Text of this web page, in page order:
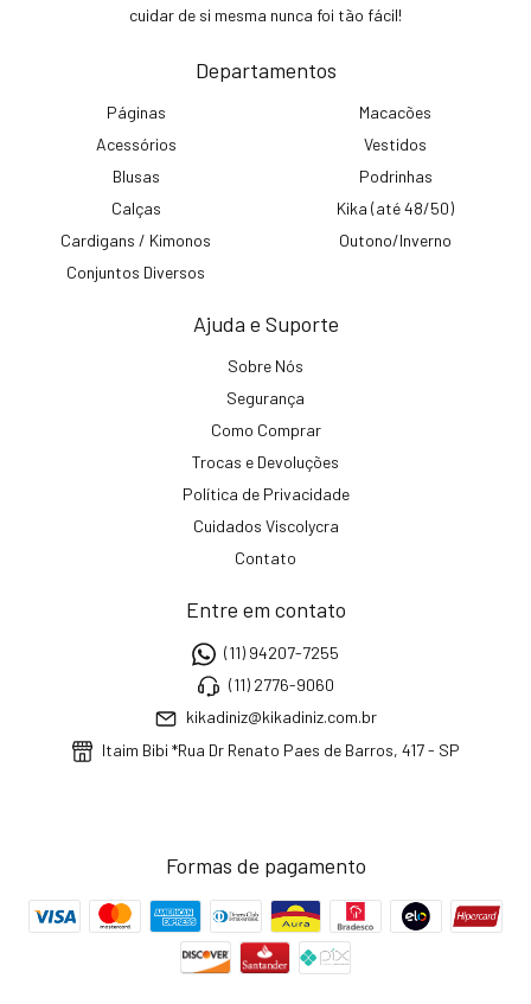
cuidar de si mesma nunca foi tão fácil!
Departamentos
Páginas
Acessórios
Blusas
Calças
Cardigans / Kimonos
Conjuntos Diversos
Macacões
Vestidos
Podrinhas
Kika (até 48/50)
Outono/Inverno
Ajuda e Suporte
Sobre Nós
Segurança
Como Comprar
Trocas e Devoluções
Política de Privacidade
Cuidados Viscolycra
Contato
Entre em contato
(11) 94207-7255
(11) 2776-9060
kikadiniz@kikadiniz.com.br
Itaim Bibi *Rua Dr Renato Paes de Barros, 417 - SP
Formas de pagamento